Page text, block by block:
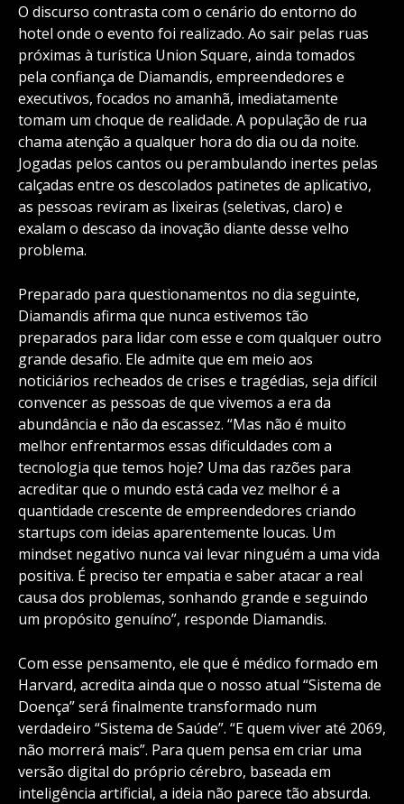
O discurso contrasta com o cenário do entorno do
hotel onde o evento foi realizado. Ao sair pelas ruas
próximas à turística Union Square, ainda tomados
pela confiança de Diamandis, empreendedores e
executivos, focados no amanhã, imediatamente
tomam um choque de realidade. A população de rua
chama atenção a qualquer hora do dia ou da noite.
Jogadas pelos cantos ou perambulando inertes pelas
calçadas entre os descolados patinetes de aplicativo,
as pessoas reviram as lixeiras (seletivas, claro) e
exalam o descaso da inovação diante desse velho
problema.
Preparado para questionamentos no dia seguinte,
Diamandis afirma que nunca estivemos tão
preparados para lidar com esse e com qualquer outro
grande desafio. Ele admite que em meio aos
noticiários recheados de crises e tragédias, seja difícil
convencer as pessoas de que vivemos a era da
abundância e não da escassez. “Mas não é muito
melhor enfrentarmos essas dificuldades com a
tecnologia que temos hoje? Uma das razões para
acreditar que o mundo está cada vez melhor é a
quantidade crescente de empreendedores criando
startups com ideias aparentemente loucas. Um
mindset negativo nunca vai levar ninguém a uma vida
positiva. É preciso ter empatia e saber atacar a real
causa dos problemas, sonhando grande e seguindo
um propósito genuíno”, responde Diamandis.
Com esse pensamento, ele que é médico formado em
Harvard, acredita ainda que o nosso atual “Sistema de
Doença” será finalmente transformado num
verdadeiro “Sistema de Saúde”. “E quem viver até 2069,
não morrerá mais”. Para quem pensa em criar uma
versão digital do próprio cérebro, baseada em
inteligência artificial, a ideia não parece tão absurda.